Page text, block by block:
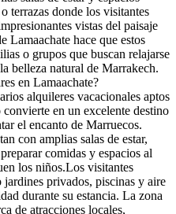
terrazas donde los visitantes
vistas del paisaje
Lamaachate hace que estos
o grupos que buscan relajarse
belleza natural de Marrakech.
en Lamaachate?
alquileres vacacionales aptos
en un excelente destino
el encanto de Marruecos.
con amplias salas de estar,
comidas y espacios al
los niños.Los visitantes
privados, piscinas y aire
durante su estancia. La zona
de atracciones locales,